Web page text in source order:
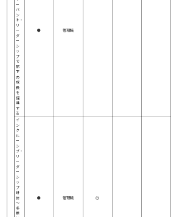
ー
バ
ン
ト・
リ
ー
ダ
ー
シ
ッ
プ
で
部
下
の
成
長
を
促
進
す
る
● 管理職
イ
ン
ク
ル
ー
シ
ブ・
リ
ー
ダ
ー
シ
ッ
プ
研
修
～
多
様
● 管理職 ◎